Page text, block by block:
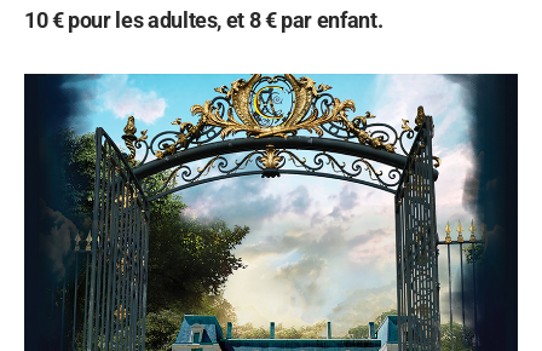
10 € pour les adultes, et 8 € par enfant.